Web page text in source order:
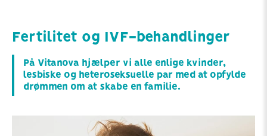
Fertilitet og IVF-behandlinger
På Vitanova hjælper vi alle enlige kvinder,
lesbiske og heteroseksuelle par med at opfylde
drømmen om at skabe en familie.